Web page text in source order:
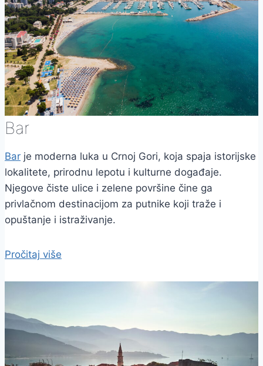
Bar
Bar je moderna luka u Crnoj Gori, koja spaja istorijske
lokalitete, prirodnu lepotu i kulturne događaje.
Njegove čiste ulice i zelene površine čine ga
privlačnom destinacijom za putnike koji traže i
opuštanje i istraživanje.
Pročitaj više